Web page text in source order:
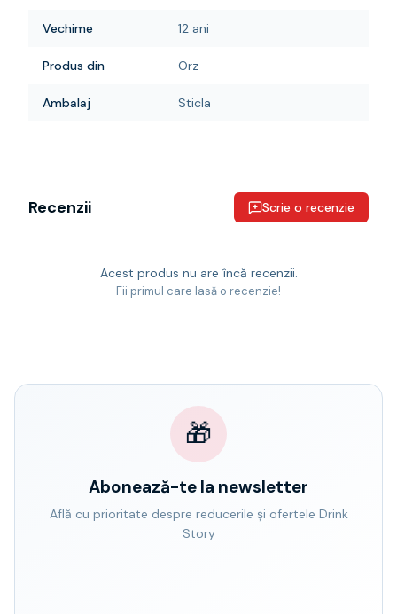
Vechime 12 ani
Produs din Orz
Ambalaj Sticla
Recenzii Scrie o recenzie
Acest produs nu are încă recenzii.
Fii primul care lasă o recenzie!
🎁
Abonează-te la newsletter
Află cu prioritate despre reducerile și ofertele Drink
Story